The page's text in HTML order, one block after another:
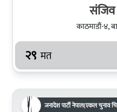
संजिव
काठमाडौं-४,
२९ मत
जनादेश पार्टी नेपाल(एकल चुनाव